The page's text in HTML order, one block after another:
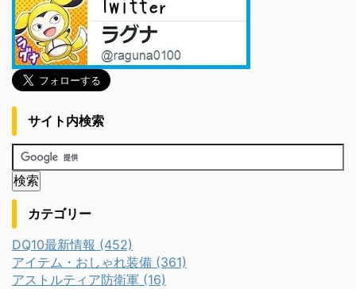
サイト内検索
カテゴリー
DQ10最新情報 (452)
アイテム・おしゃれ装備 (361)
アストルティア防衛軍 (16)